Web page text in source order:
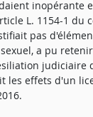
inopérante
L. 1154-1 du
pas
a pu
judiciaire
les effets d'un